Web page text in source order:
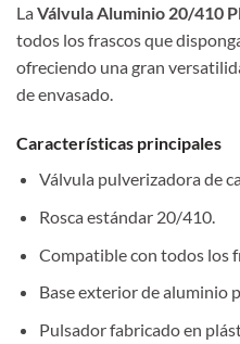
LaVálvula Aluminio 20/410
todos los frascos que
ofreciendo una gran
de envasado.
Características principales
Válvula pulverizadora de
Rosca estándar 20/410.
Compatible con todos los
Base exterior de aluminio
Pulsador fabricado en